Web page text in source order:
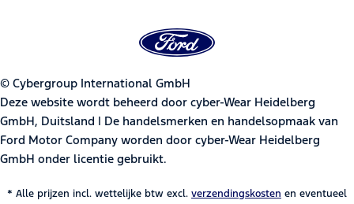
© Cybergroup International GmbH
Deze website wordt beheerd door cyber-Wear Heidelberg
GmbH, Duitsland | De handelsmerken en handelsopmaak van
Ford Motor Company worden door cyber-Wear Heidelberg
GmbH onder licentie gebruikt.
* Alle prijzen incl. wettelijke btw excl. verzendingskosten en eventueel